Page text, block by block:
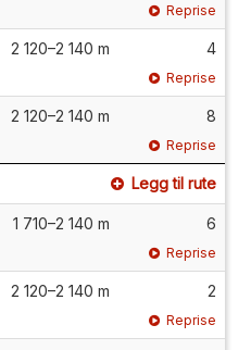
Reprise
2 120–2 140 m 4
Reprise
2 120–2 140 m 8
Reprise
Legg til rute
1 710–2 140 m 6
Reprise
2 120–2 140 m 2
Reprise